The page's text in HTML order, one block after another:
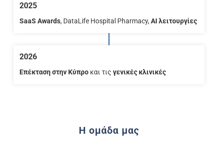
2025
SaaS Awards, DataLife Hospital Pharmacy,AI λειτουργίες
2026
Επέκταση στην Κύπρο και τιςγενικές κλινικές
H ομάδα μας